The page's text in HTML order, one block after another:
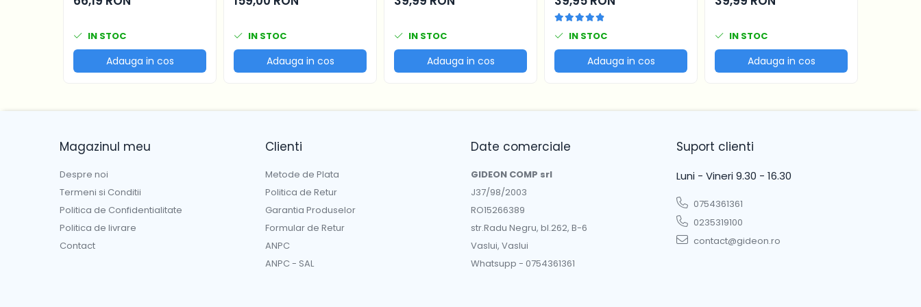
IN STOC
Adauga in cos
IN STOC
Adauga in cos
IN STOC
Adauga in cos
IN STOC
Adauga in cos
IN STOC
Adauga in cos
Magazinul meu
Despre noi
Termeni si Conditii
Politica de Confidentialitate
Politica de livrare
Contact
Clienti
Metode de Plata
Politica de Retur
Garantia Produselor
Formular de Retur
ANPC
ANPC - SAL
Date comerciale
GIDEON COMP srl
J37/98/2003
RO15266389
str.Radu Negru, bl.262, B-6
Vaslui, Vaslui
Whatsupp - 0754361361
Suport clienti
Luni - Vineri 9.30 - 16.30
0754361361
0235319100
contact@gideon.ro